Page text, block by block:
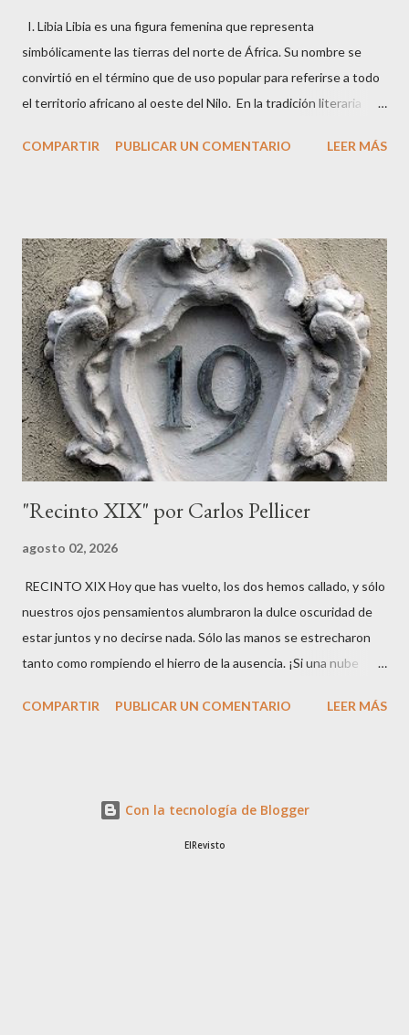
I. Libia Libia es una figura femenina que representa
simbólicamente las tierras del norte de África. Su nombre se
convirtió en el término que de uso popular para referirse a todo
el territorio africano al oeste del Nilo. En la tradición literaria
sacerdotisa argiva que fue transformada en vaca y perseguida
De este modo, Libia adquiere un papel simbólico como epónima
del territorio que lleva su nombre. Según la tradición, Libia nació
y creció en la corte egipcia de Menfis , donde heredó la
autoridad sobre las tierras al oeste del Nilo. En la visión griega,
esto la convertía en la personificación de un territorio inmenso
que abarcaba desiertos, costas y regiones que más tarde serían
conocidas como Cirenaica , Tripolitania y otras zo...
COMPARTIR PUBLICAR UN COMENTARIO LEER MÁS
"Recinto XIX" por Carlos Pellicer
agosto 02, 2026
RECINTO XIX Hoy que has vuelto, los dos hemos callado, y sólo
nuestros ojos pensamientos alumbraron la dulce oscuridad de
estar juntos y no decirse nada. Sólo las manos se estrecharon
tanto como rompiendo el hierro de la ausencia. ¡Si una nube
asalto clarísimo, presente, de tu persona sobre los paisajes que
COMPARTIR PUBLICAR UN COMENTARIO LEER MÁS
Con la tecnología de Blogger
ElRevisto